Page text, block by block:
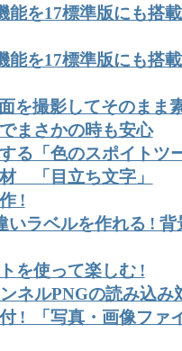
能を17標準版にも搭
能を17標準版にも搭
を撮影してそのまま
まさかの時も安心
る「色のスポイトツ
「目立ち文字」
!
いラベルを作れる !
を使って楽しむ !
ネルPNGの読み込み
! 「写真・画像ファ